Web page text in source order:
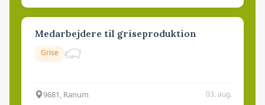
Medarbejdere til griseproduktion
Grise
9681, Ranum 03. aug.